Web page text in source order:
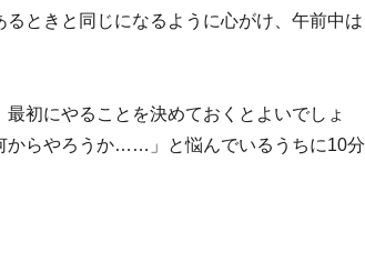
ときと同じになるように心がけ、午前中は
初にやることを決めておくとよいでしょ
からやろうか……」と悩んでいるうちに10分